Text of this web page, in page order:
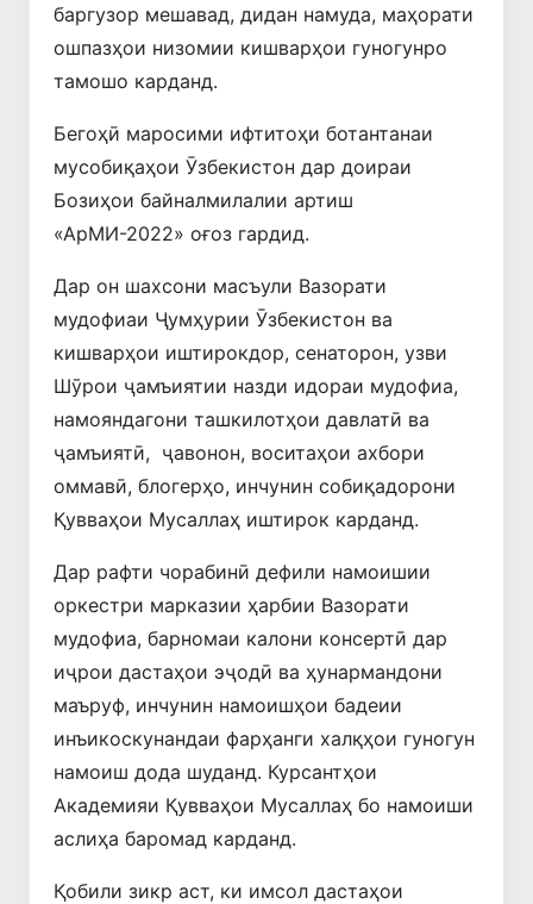
баргузор мешавад, дидан намуда, маҳорати
ошпазҳои низомии кишварҳои гуногунро
тамошо карданд.
Бегоҳӣ маросими ифтитоҳи ботантанаи
мусобиқаҳои Ӯзбекистон дар доираи
Бозиҳои байналмилалии артиш
«АрМИ-2022» оғоз гардид.
Дар он шахсони масъули Вазорати
мудофиаи Ҷумҳурии Ӯзбекистон ва
кишварҳои иштирокдор, сенаторон, узви
Шӯрои ҷамъиятии назди идораи мудофиа,
намояндагони ташкилотҳои давлатӣ ва
ҷамъиятӣ, ҷавонон, воситаҳои ахбори
оммавӣ, блогерҳо, инчунин собиқадорони
Қувваҳои Мусаллаҳ иштирок карданд.
Дар рафти чорабинӣ дефили намоишии
оркестри марказии ҳарбии Вазорати
мудофиа, барномаи калони консертӣ дар
иҷрои дастаҳои эҷодӣ ва ҳунармандони
маъруф, инчунин намоишҳои бадеии
инъикоскунандаи фарҳанги халқҳои гуногун
намоиш дода шуданд. Курсантҳои
Академияи Қувваҳои Мусаллаҳ бо намоиши
аслиҳа баромад карданд.
Қобили зикр аст, ки имсол дастаҳои